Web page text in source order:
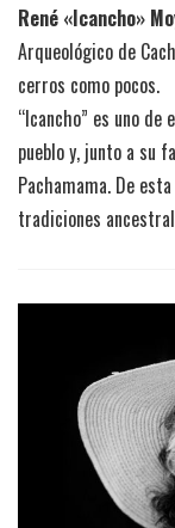
René «Icancho»
Arqueológico de
cerros como pocos.
“Icancho” es uno
pueblo y, junto a su
Pachamama. De
tradiciones